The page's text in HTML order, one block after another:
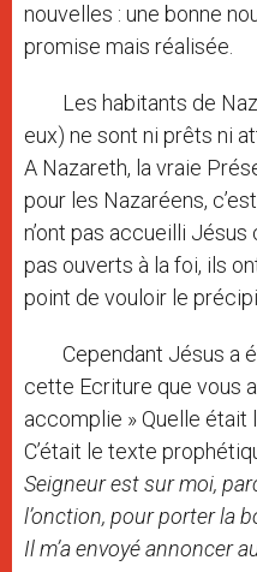
nouvelles : une bonne
promise mais réalisée.
Les habitants de
eux) ne sont ni prêts ni
A Nazareth, la vraie
pour les Nazaréens,
n’ont pas accueilli
pas ouverts à la foi, ils
point de vouloir le
Cependant Jésus a
cette Ecriture que vous
accomplie » Quelle était
C’était le texte
Seigneur est sur moi,
l’onction, pour porter la
Il m’a envoyé annoncer